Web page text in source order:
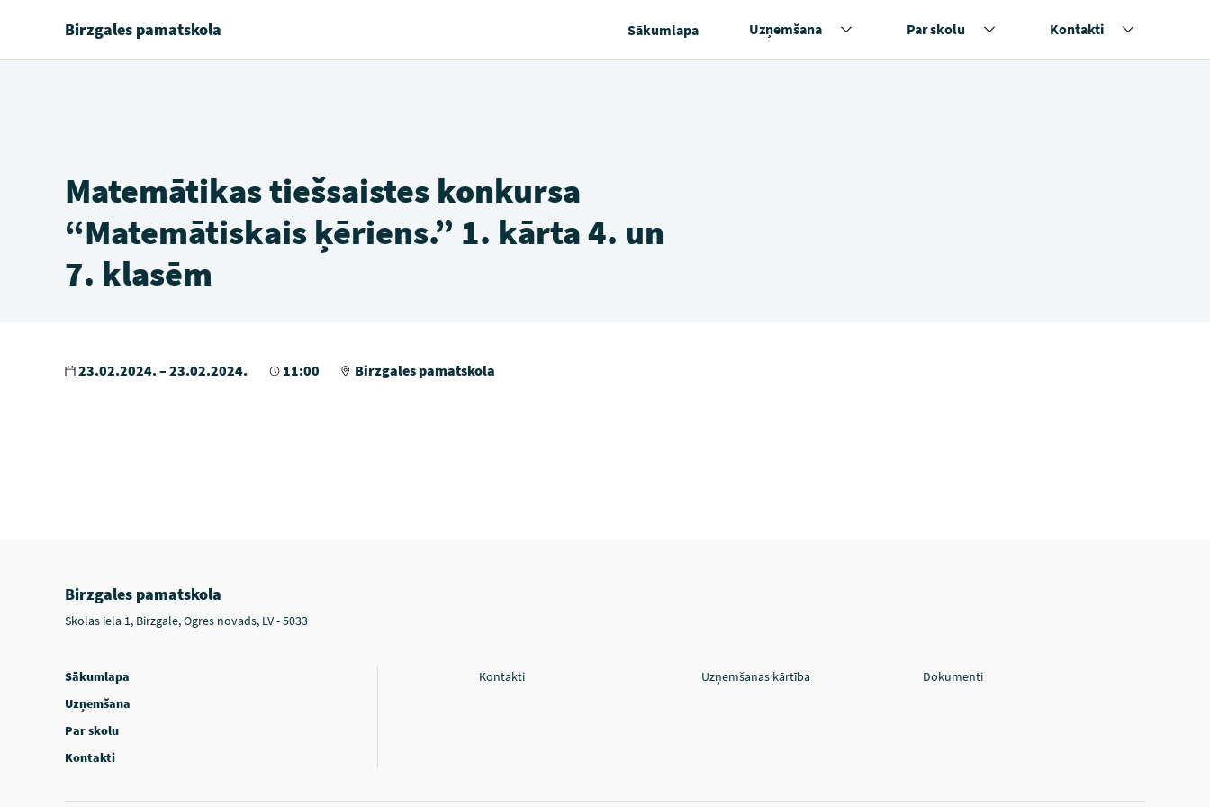
Birzgales pamatskola Sākumlapa Uzņemšana Par skolu Kontakti
Matemātikas tiešsaistes konkursa
“Matemātiskais ķēriens.” 1. kārta 4. un
7. klasēm
23.02.2024. – 23.02.2024. 11:00 Birzgales pamatskola
Birzgales pamatskola
Skolas iela 1, Birzgale, Ogres novads, LV - 5033
Sākumlapa
Uzņemšana
Par skolu
Kontakti
Kontakti Uzņemšanas kārtība Dokumenti